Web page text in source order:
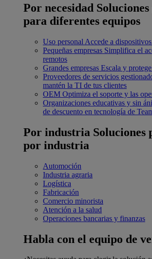
Por necesidad
para diferentes equipos
Uso personal Accede a
Pequeñas empresas Simplifica el
remotos
Grandes empresas Escala y
Proveedores de servicios
mantén la TI de tus clientes
OEM Optimiza el soporte y las
Organizaciones educativas y sin
de descuento en tecnología de
Por industria Soluciones
por industria
Automoción
Industria agraria
Logística
Fabricación
Comercio minorista
Atención a la salud
Operaciones bancarias y finanzas
Habla con el equipo de